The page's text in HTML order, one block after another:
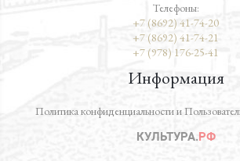
Телефоны:
+7 (8692) 41-74-20
+7 (8692) 41-74-21
+7 (978) 176-25-41
Информация
Политика конфиденциальности и